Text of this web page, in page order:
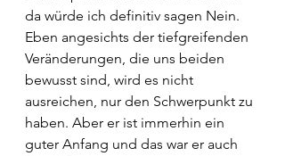
da würde ich definitiv sagen Nein.
Eben angesichts der tiefgreifenden
Veränderungen, die uns beiden
bewusst sind, wird es nicht
ausreichen, nur den Schwerpunkt zu
haben. Aber er ist immerhin ein
guter Anfang und das war er auch